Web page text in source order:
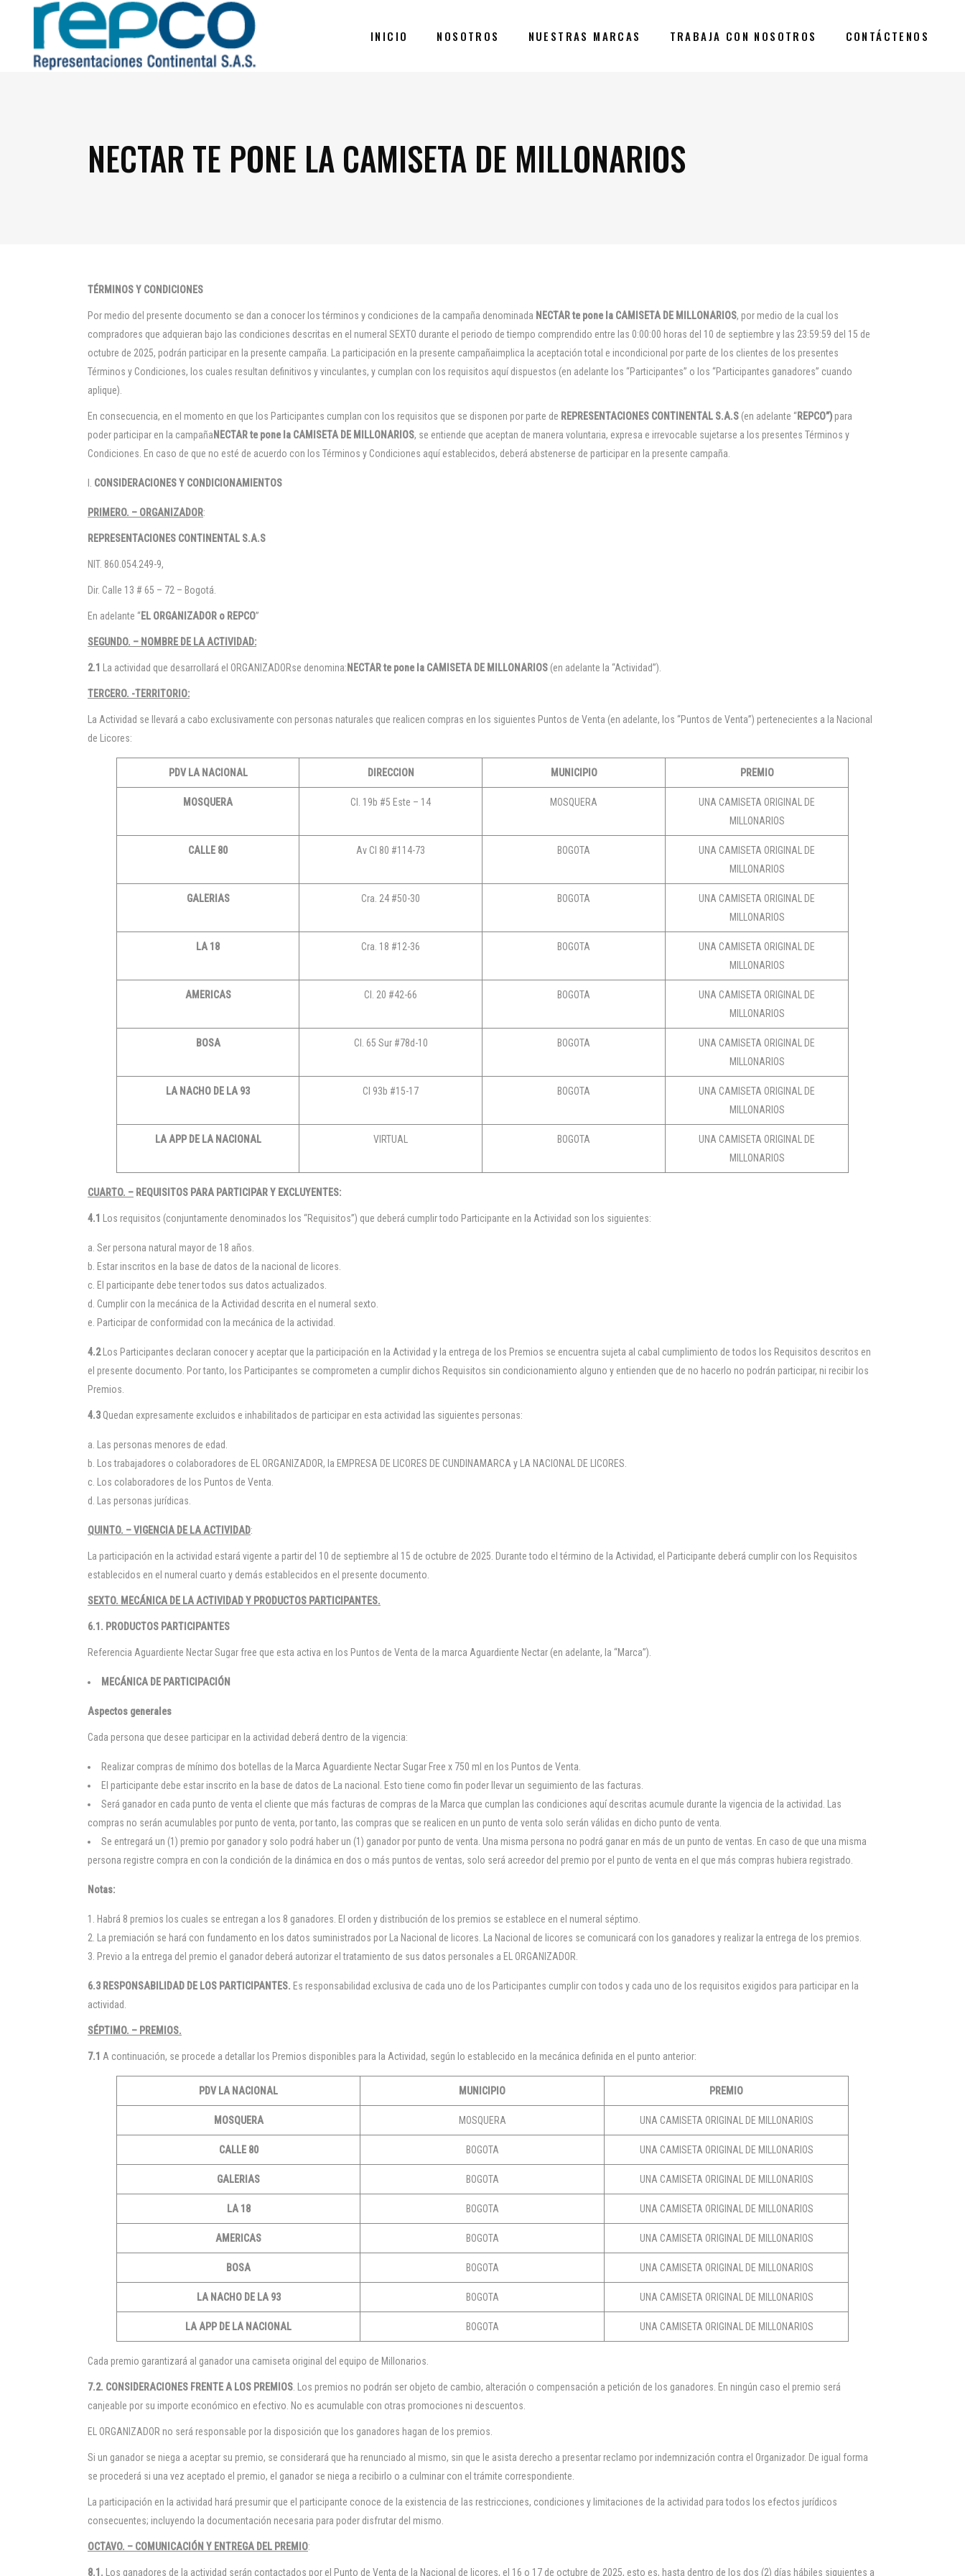
INICIO NOSOTROS NUESTRAS MARCAS TRABAJA CON NOSOTROS CONTÁCTENOS
NECTAR TE PONE LA CAMISETA DE MILLONARIOS
TÉRMINOS Y CONDICIONES
Por medio del presente documento se dan a conocer los términos y condiciones de la campaña denominada NECTAR te pone la CAMISETA DE MILLONARIOS, por medio de la cual los
compradores que adquieran bajo las condiciones descritas en el numeral SEXTO durante el periodo de tiempo comprendido entre las 0:00:00 horas del 10 de septiembre y las 23:59:59 del 15 de
octubre de 2025, podrán participar en la presente campaña. La participación en la presente campañaimplica la aceptación total e incondicional por parte de los clientes de los presentes
Términos y Condiciones, los cuales resultan definitivos y vinculantes, y cumplan con los requisitos aquí dispuestos (en adelante los “Participantes” o los “Participantes ganadores” cuando
aplique).
En consecuencia, en el momento en que los Participantes cumplan con los requisitos que se disponen por parte de REPRESENTACIONES CONTINENTAL S.A.S (en adelante “REPCO”) para
poder participar en la campaña NECTAR te pone la CAMISETA DE MILLONARIOS, se entiende que aceptan de manera voluntaria, expresa e irrevocable sujetarse a los presentes Términos y
Condiciones. En caso de que no esté de acuerdo con los Términos y Condiciones aquí establecidos, deberá abstenerse de participar en la presente campaña.
CONSIDERACIONES Y CONDICIONAMIENTOS
PRIMERO. – ORGANIZADOR:
REPRESENTACIONES CONTINENTAL S.A.S
NIT. 860.054.249-9,
Dir. Calle 13 # 65 – 72 – Bogotá.
En adelante “EL ORGANIZADOR o REPCO”
SEGUNDO. – NOMBRE DE LA ACTIVIDAD:
2.1 La actividad que desarrollará el ORGANIZADORse denomina: NECTAR te pone la CAMISETA DE MILLONARIOS (en adelante la “Actividad”).
TERCERO. -TERRITORIO:
La Actividad se llevará a cabo exclusivamente con personas naturales que realicen compras en los siguientes Puntos de Venta (en adelante, los “Puntos de Venta”) pertenecientes a la Nacional
de Licores:
PDV LA NACIONAL DIRECCION MUNICIPIO PREMIO
MOSQUERA Cl. 19b #5 Este – 14 MOSQUERA
UNA CAMISETA ORIGINAL DE
MILLONARIOS
CALLE 80 Av Cl 80 #114-73 BOGOTA
UNA CAMISETA ORIGINAL DE
MILLONARIOS
GALERIAS Cra. 24 #50-30 BOGOTA
UNA CAMISETA ORIGINAL DE
MILLONARIOS
LA 18 Cra. 18 #12-36 BOGOTA
UNA CAMISETA ORIGINAL DE
MILLONARIOS
AMERICAS Cl. 20 #42-66 BOGOTA
UNA CAMISETA ORIGINAL DE
MILLONARIOS
BOSA Cl. 65 Sur #78d-10 BOGOTA
UNA CAMISETA ORIGINAL DE
MILLONARIOS
LA NACHO DE LA 93 Cl 93b #15-17 BOGOTA
UNA CAMISETA ORIGINAL DE
MILLONARIOS
LA APP DE LA NACIONAL VIRTUAL BOGOTA
UNA CAMISETA ORIGINAL DE
MILLONARIOS
CUARTO. – REQUISITOS PARA PARTICIPAR Y EXCLUYENTES:
4.1 Los requisitos (conjuntamente denominados los “Requisitos”) que deberá cumplir todo Participante en la Actividad son los siguientes:
Ser persona natural mayor de 18 años.
Estar inscritos en la base de datos de la nacional de licores.
El participante debe tener todos sus datos actualizados.
Cumplir con la mecánica de la Actividad descrita en el numeral sexto.
Participar de conformidad con la mecánica de la actividad.
4.2Los Participantes declaran conocer y aceptar que la participación en la Actividad y la entrega de los Premios se encuentra sujeta al cabal cumplimiento de todos los Requisitos descritos en
el presente documento. Por tanto, los Participantes se comprometen a cumplir dichos Requisitos sin condicionamiento alguno y entienden que de no hacerlo no podrán participar, ni recibir los
Premios.
4.3 Quedan expresamente excluidos e inhabilitados de participar en esta actividad las siguientes personas:
Las personas menores de edad.
Los trabajadores o colaboradores de EL ORGANIZADOR, la EMPRESA DE LICORES DE CUNDINAMARCA y LA NACIONAL DE LICORES.
Los colaboradores de los Puntos de Venta.
Las personas jurídicas.
QUINTO. – VIGENCIA DE LA ACTIVIDAD:
La participación en la actividad estará vigente a partir del 10 de septiembre al 15 de octubre de 2025. Durante todo el término de la Actividad, el Participante deberá cumplir con los Requisitos
establecidos en el numeral cuarto y demás establecidos en el presente documento.
SEXTO. MECÁNICA DE LA ACTIVIDAD Y PRODUCTOS PARTICIPANTES.
6.1. PRODUCTOS PARTICIPANTES
Referencia Aguardiente Nectar Sugar free que esta activa en los Puntos de Venta de la marca Aguardiente Nectar (en adelante, la “Marca”).
MECÁNICA DE PARTICIPACIÓN
Aspectos generales
Cada persona que desee participar en la actividad deberá dentro de la vigencia:
Realizar compras de mínimo dos botellas de la Marca Aguardiente Nectar Sugar Free x 750 ml en los Puntos de Venta.
El participante debe estar inscrito en la base de datos de La nacional. Esto tiene como fin poder llevar un seguimiento de las facturas.
Será ganador en cada punto de venta el cliente que más facturas de compras de la Marca que cumplan las condiciones aquí descritas acumule durante la vigencia de la actividad. Las
compras no serán acumulables por punto de venta, por tanto, las compras que se realicen en un punto de venta solo serán válidas en dicho punto de venta.
Se entregará un (1) premio por ganador y solo podrá haber un (1) ganador por punto de venta. Una misma persona no podrá ganar en más de un punto de ventas. En caso de que una misma
persona registre compra en con la condición de la dinámica en dos o más puntos de ventas, solo será acreedor del premio por el punto de venta en el que más compras hubiera registrado.
Notas:
Habrá 8 premios los cuales se entregan a los 8 ganadores. El orden y distribución de los premios se establece en el numeral séptimo.
La premiación se hará con fundamento en los datos suministrados por La Nacional de licores. La Nacional de licores se comunicará con los ganadores y realizar la entrega de los premios.
Previo a la entrega del premio el ganador deberá autorizar el tratamiento de sus datos personales a EL ORGANIZADOR.
6.3 RESPONSABILIDAD DE LOS PARTICIPANTES. Es responsabilidad exclusiva de cada uno de los Participantes cumplir con todos y cada uno de los requisitos exigidos para participar en la
actividad.
SÉPTIMO. – PREMIOS.
7.1 A continuación, se procede a detallar los Premios disponibles para la Actividad, según lo establecido en la mecánica definida en el punto anterior:
PDV LA NACIONAL MUNICIPIO PREMIO
MOSQUERA MOSQUERA UNA CAMISETA ORIGINAL DE MILLONARIOS
CALLE 80 BOGOTA UNA CAMISETA ORIGINAL DE MILLONARIOS
GALERIAS BOGOTA UNA CAMISETA ORIGINAL DE MILLONARIOS
LA 18 BOGOTA UNA CAMISETA ORIGINAL DE MILLONARIOS
AMERICAS BOGOTA UNA CAMISETA ORIGINAL DE MILLONARIOS
BOSA BOGOTA UNA CAMISETA ORIGINAL DE MILLONARIOS
LA NACHO DE LA 93 BOGOTA UNA CAMISETA ORIGINAL DE MILLONARIOS
LA APP DE LA NACIONAL BOGOTA UNA CAMISETA ORIGINAL DE MILLONARIOS
Cada premio garantizará al ganador una camiseta original del equipo de Millonarios.
7.2. CONSIDERACIONES FRENTE A LOS PREMIOS . Los premios no podrán ser objeto de cambio, alteración o compensación a petición de los ganadores. En ningún caso el premio será
canjeable por su importe económico en efectivo. No es acumulable con otras promociones ni descuentos.
EL ORGANIZADOR no será responsable por la disposición que los ganadores hagan de los premios.
Si un ganador se niega a aceptar su premio, se considerará que ha renunciado al mismo, sin que le asista derecho a presentar reclamo por indemnización contra el Organizador. De igual forma
se procederá si una vez aceptado el premio, el ganador se niega a recibirlo o a culminar con el trámite correspondiente.
La participación en la actividad hará presumir que el participante conoce de la existencia de las restricciones, condiciones y limitaciones de la actividad para todos los efectos jurídicos
consecuentes; incluyendo la documentación necesaria para poder disfrutar del mismo.
OCTAVO. – COMUNICACIÓN Y ENTREGA DEL PREMIO:
8.1. Los ganadores de la actividad serán contactados por el Punto de Venta de la Nacional de licores, el 16 o 17 de octubre de 2025, esto es, hasta dentro de los dos (2) días hábiles siguientes a